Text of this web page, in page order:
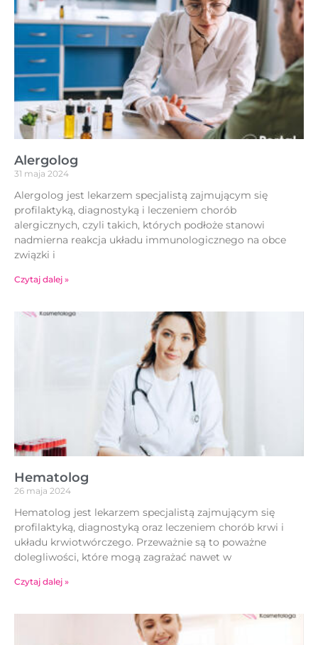
Alergolog
31 maja 2024
Alergolog jest lekarzem specjalistą zajmującym się
profilaktyką, diagnostyką i leczeniem chorób
alergicznych, czyli takich, których podłoże stanowi
nadmierna reakcja układu immunologicznego na obce
związki i
Czytaj dalej »
Hematolog
26 maja 2024
Hematolog jest lekarzem specjalistą zajmującym się
profilaktyką, diagnostyką oraz leczeniem chorób krwi i
układu krwiotwórczego. Przeważnie są to poważne
dolegliwości, które mogą zagrażać nawet w
Czytaj dalej »